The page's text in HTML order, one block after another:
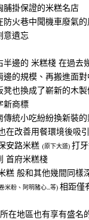
脯掛保證的米糕名店
防火巷中聞機車廢氣
意遺忘
半邊的 米糕棧 在過去
的規模、再搬進面對
凳也換成了嶄新的木
新商標
傳統小吃紛紛換新裝
在改善用餐環境後吸
安路米糕 (原下大道) 打
首府米糕棧
糕 般和其他幾間同樣
米粉、阿明豬心...等) 相距僅
在地區也有享有盛名